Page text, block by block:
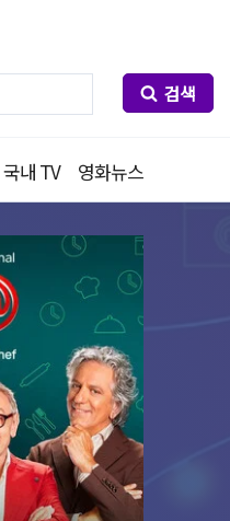
검색
국내 TV 영화뉴스